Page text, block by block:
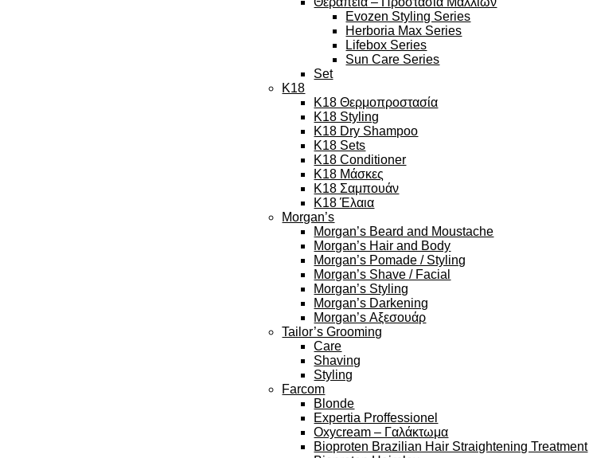
Evozen Styling Series
Herboria Max Series
Lifebox Series
Sun Care Series
Set
K18
K18 Θερμοπροστασία
K18 Styling
K18 Dry Shampoo
K18 Sets
K18 Conditioner
K18 Μάσκες
K18 Σαμπουάν
K18 Έλαια
Morgan’s
Morgan’s Beard and Moustache
Morgan’s Hair and Body
Morgan’s Pomade / Styling
Morgan’s Shave / Facial
Morgan’s Styling
Morgan’s Darkening
Morgan’s Αξεσουάρ
Tailor’s Grooming
Care
Shaving
Styling
Farcom
Blonde
Expertia Proffessionel
Oxycream – Γαλάκτωμα
Bioproten Brazilian Hair Straightening Treatment